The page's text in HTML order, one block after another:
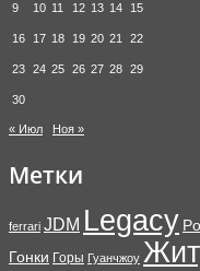
9 10 11 12 13 14 15
16 17 18 19 20 21 22
23 24 25 26 27 28 29
30
« Июл Ноя »
Метки
ferrari JDM Legacy
Гонки Горы Гуанчжоу